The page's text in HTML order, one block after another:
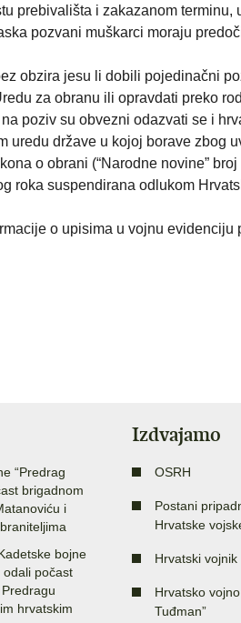
prebivališta i zakazanom
pozvani muškarci moraju
obzira jesu li dobili pojedinačni
za obranu ili opravdati preko
poziv su obvezni odazvati se i
uredu države u kojoj borave zbog
o obrani (“Narodne novine”
roka suspendirana odlukom
o upisima u vojnu evidenciju
“Predrag
brigadnom
i
bojne
odali počast
hrvatskim
Izdvajamo
OSRH
Postani
Hrvatske
Hrvatski vojnik
Hrvatsko
Tuđman”